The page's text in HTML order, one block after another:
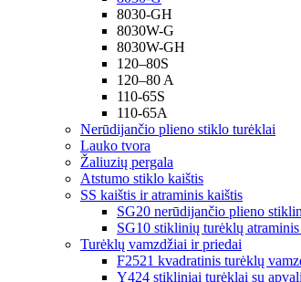
8030-GH
8030W-G
8030W-GH
120–80S
120–80 A
110-65S
110-65A
Nerūdijančio plieno stiklo turėklai
Lauko tvora
Žaliuzių pergala
Atstumo stiklo kaištis
SS kaištis ir atraminis kaištis
SG20 nerūdijančio plieno
SG10 stiklinių turėklų
Turėklų vamzdžiai ir priedai
F2521 kvadratinis turėklų
Y424 stikliniai turėklai su